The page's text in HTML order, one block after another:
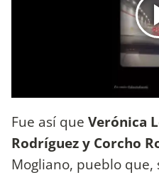
Fue así que Verónica
Rodríguez y Corcho
Mogliano, pueblo